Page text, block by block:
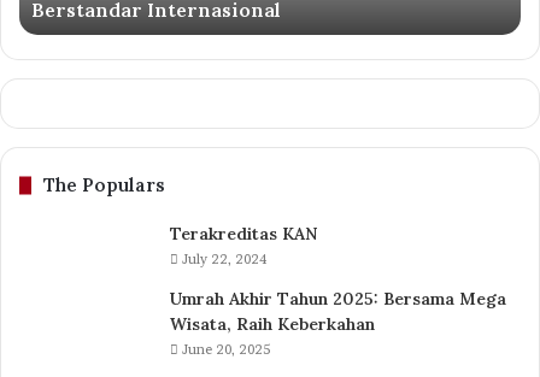
Pelayanan
Profesional
Berstandar
Internasional
Berstandar Internasional
The Populars
Terakreditas KAN
July 22, 2024
Umrah Akhir Tahun 2025: Bersama Mega
Wisata, Raih Keberkahan
June 20, 2025